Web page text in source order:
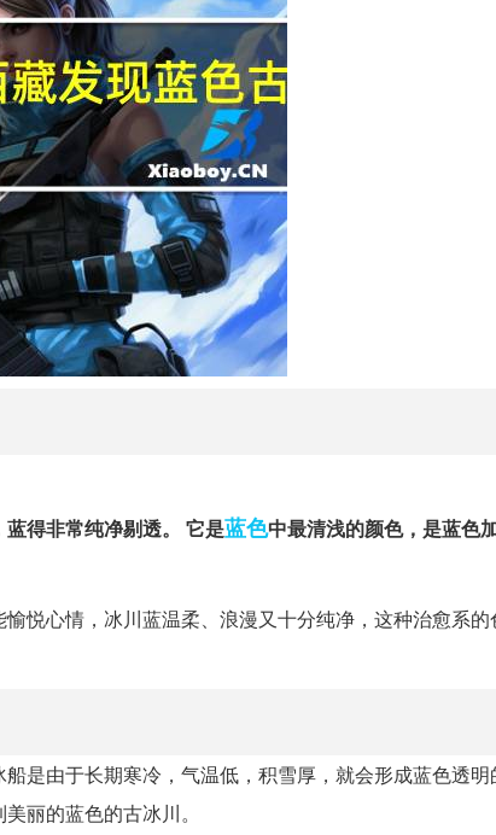
得非常纯净剔透。
它是蓝色中最清浅的颜色，是蓝色
悦心情，冰川蓝温柔、浪漫又十分纯净，这种治愈系
是由于长期寒冷，气温低，积雪厚，就会形成蓝色透
丽的蓝色的古冰川。